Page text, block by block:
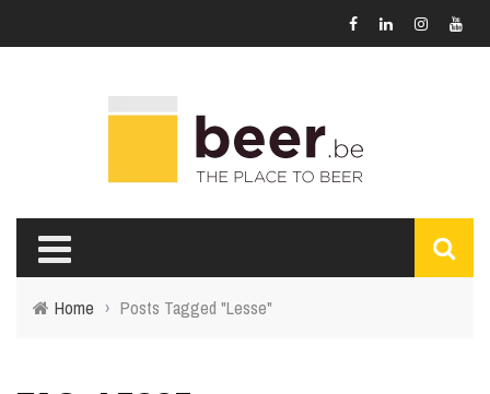
Home › Posts Tagged "Lesse"